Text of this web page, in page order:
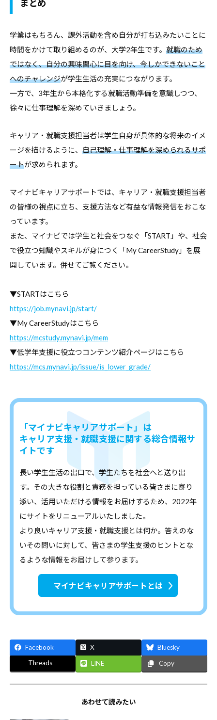
まとめ
学業はもちろん、課外活動を含め自分が打ち込みたいことに
時間をかけて取り組めるのが、大学2年生です。 就職のため
ではなく、自分の興味関心に目を向け、今しかできないこと
へのチャレンジが学生生活の充実につながります。
一方で、3年生から本格化する就職活動準備を意識しつつ、
徐々に仕事理解を深めていきましょう。
キャリア・就職支援担当者は学生自身が具体的な将来のイメ
ージを描けるように、 自己理解・仕事理解を深められるサポ
ートが求められます。
マイナビキャリアサポートでは、キャリア・就職支援担当者
の皆様の視点に立ち、支援方法など有益な情報発信をおこな
っています。
また、マイナビでは学生と社会をつなぐ「START」や、社会
で役立つ知識やスキルが身につく「My CareerStudy」を展
開しています。併せてご覧ください。
▼STARTはこちら
https://job.mynavi.jp/start/
▼My CareerStudyはこちら
https://mcstudy.mynavi.jp/mem
▼低学年支援に役立つコンテンツ紹介ページはこちら
https://mcs.mynavi.jp/issue/is_lower_grade/
「マイナビキャリアサポート」は
キャリア支援・就職支援に関する総合情報サ
イトです
長い学生生活の出口で、学生たちを社会へと送り出
す。その大きな役割と責務を担っている皆さまに寄り
添い、活用いただける情報をお届けするため、2022年
にサイトをリニューアルいたしました。
より良いキャリア支援・就職支援とは何か。答えのな
いその問いに対して、皆さまの学生支援のヒントとな
るような情報をお届けして参ります。
マイナビキャリアサポートとは
Facebook X
Bluesky
Threads
LINE Copy
あわせて読みたい